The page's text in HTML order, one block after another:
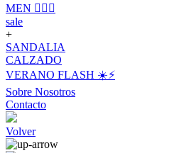
MEN 🙋🏽‍♂️
sale
+
SANDALIA
CALZADO
VERANO FLASH ☀️⚡️
Sobre Nosotros
Contacto
Volver